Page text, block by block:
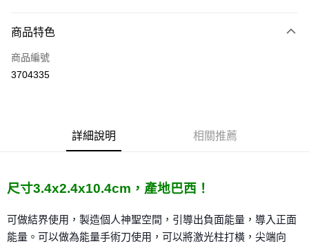
信用卡一次付款
超商取貨付款
ATM付款
運送方式
商品特色
商品編號
3704335
詳細說明 相關推薦
尺寸3.4x2.4x10.4cm，產地巴西！
可做結界使用，製造個人神聖空間，引導出負面能量，導入 正面
能量。可以做為能量手術刀使用，可以將激光柱打橫， 尖端向